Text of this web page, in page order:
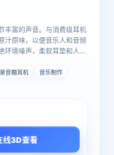
丰富的声音。与消费级耳机
汁原味，以便音乐人和音频
环境噪声，柔软耳垫和人体
录音棚耳机
音乐制作
线3D查看